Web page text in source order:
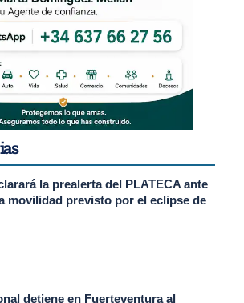
la prealerta del PLATECA ante
movilidad previsto por el eclipse de
detiene en Fuerteventura al